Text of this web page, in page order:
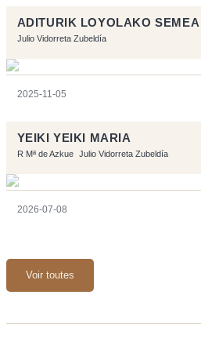
ADITURIK LOYOLAKO SEMEA
Julio Vidorreta Zubeldía
2025-11-05
YEIKI YEIKI MARIA
R Mª de Azkue Julio Vidorreta Zubeldía
2026-07-08
Voir toutes